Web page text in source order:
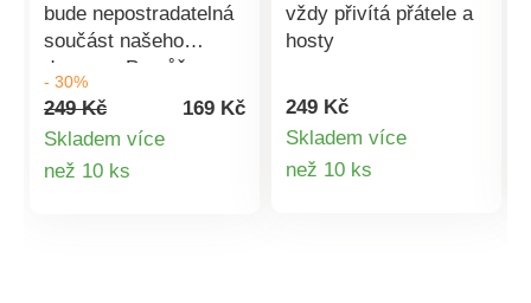
bude nepostradatelná
součást našeho
domova. Pomůže
udržet vaši domácnost
z praktického
kokosového vlákna.
- 30%
249 Kč
169 Kč
Skladem více
než 10 ks
vždy přivítá přátele a
hosty
249 Kč
Skladem více
než 10 ks